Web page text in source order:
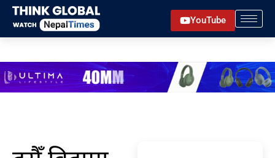
Skip
content
YouTube